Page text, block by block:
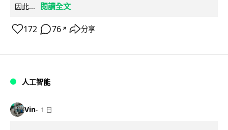
因此...
閱讀全文
172 76 ↗ 分享
人工智能
Vin 1 日